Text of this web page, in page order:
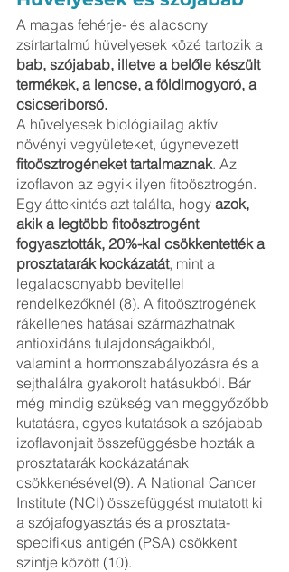
A magas fehérje- és alacsony
zsírtartalmú hüvelyesek közé tartozik a
bab, szójabab, illetve a belőle készült
termékek, a lencse, a földimogyoró, a
csicseriborsó.
A hüvelyesek biológiailag aktív
növényi vegyületeket, úgynevezett
fitoösztrogéneket tartalmaznak. Az
izoflavon az egyik ilyen fitoösztrogén.
Egy áttekintés azt találta, hogy azok,
akik a legtöbb fitoösztrogént
fogyasztották, 20%-kal csökkentették a
prosztatarák kockázatát, mint a
legalacsonyabb bevitellel
rendelkezőknél (8). A fitoösztrogének
rákellenes hatásai származhatnak
antioxidáns tulajdonságaikból,
valamint a hormonszabályozásra és a
sejthalálra gyakorolt ​​hatásukból. Bár
még mindig szükség van meggyőzőbb
kutatásra, egyes kutatások a szójabab
izoflavonjait összefüggésbe hozták a
prosztatarák kockázatának
csökkenésével(9). A National Cancer
Institute (NCI) összefüggést mutatott ki
a szójafogyasztás és a prosztata-
specifikus antigén (PSA) csökkent
szintje között (10).